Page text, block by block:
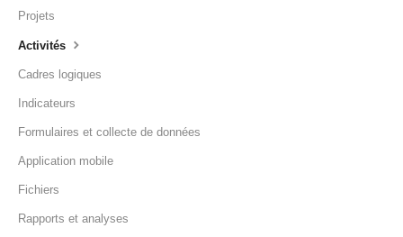
Projets
Activités
Cadres logiques
Indicateurs
Formulaires et collecte de données
Application mobile
Fichiers
Rapports et analyses